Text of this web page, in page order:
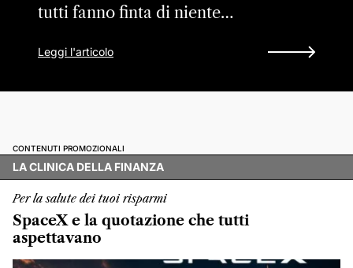
tutti fanno finta di niente…
Leggi l'articolo
CONTENUTI PROMOZIONALI
LA CLINICA DELLA FINANZA
Per la salute dei tuoi risparmi
SpaceX e la quotazione che tutti
aspettavano